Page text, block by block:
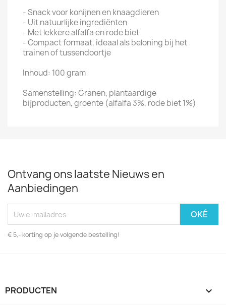
- Snack voor konijnen en knaagdieren
- Uit natuurlijke ingrediënten
- Met lekkere alfalfa en rode biet
- Compact formaat, ideaal als beloning bij het
trainen of tussendoortje
Inhoud: 100 gram
Samenstelling: Granen, plantaardige
bijproducten, groente (alfalfa 3%, rode biet 1%)
Ontvang ons laatste Nieuws en
Aanbiedingen
€ 5,- korting op je volgende bestelling!
PRODUCTEN 